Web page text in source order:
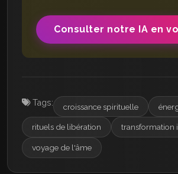
Consulter notre IA en
Tags: croissance spirituelle
rituels de libération transformation
voyage de l'âme